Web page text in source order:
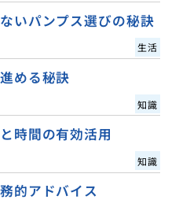
いパンプス選びの秘訣
生活
める秘訣
知識
時間の有効活用
知識
的アドバイス